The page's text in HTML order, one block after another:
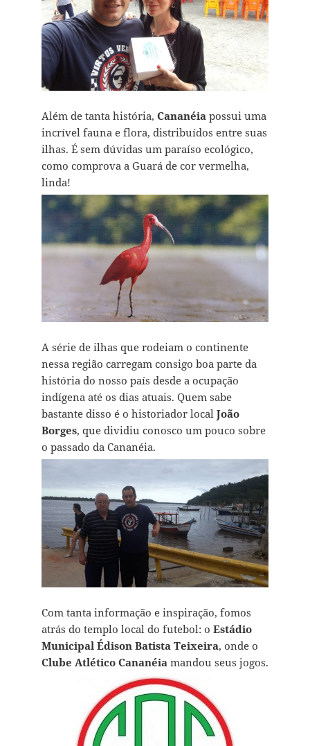
Além de tanta história, Cananéia possui uma
incrível fauna e flora, distribuídos entre suas
ilhas. É sem dúvidas um paraíso ecológico,
como comprova a Guará de cor vermelha,
linda!
A série de ilhas que rodeiam o continente
nessa região carregam consigo boa parte da
história do nosso país desde a ocupação
indígena até os dias atuais. Quem sabe
bastante disso é o historiador local João
Borges, que dividiu conosco um pouco sobre
o passado da Cananéia.
Com tanta informação e inspiração, fomos
atrás do templo local do futebol: o Estádio
Municipal Édison Batista Teixeira, onde o
Clube Atlético Cananéia mandou seus jogos.